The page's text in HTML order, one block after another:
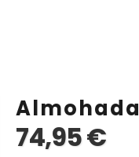
74,95 €